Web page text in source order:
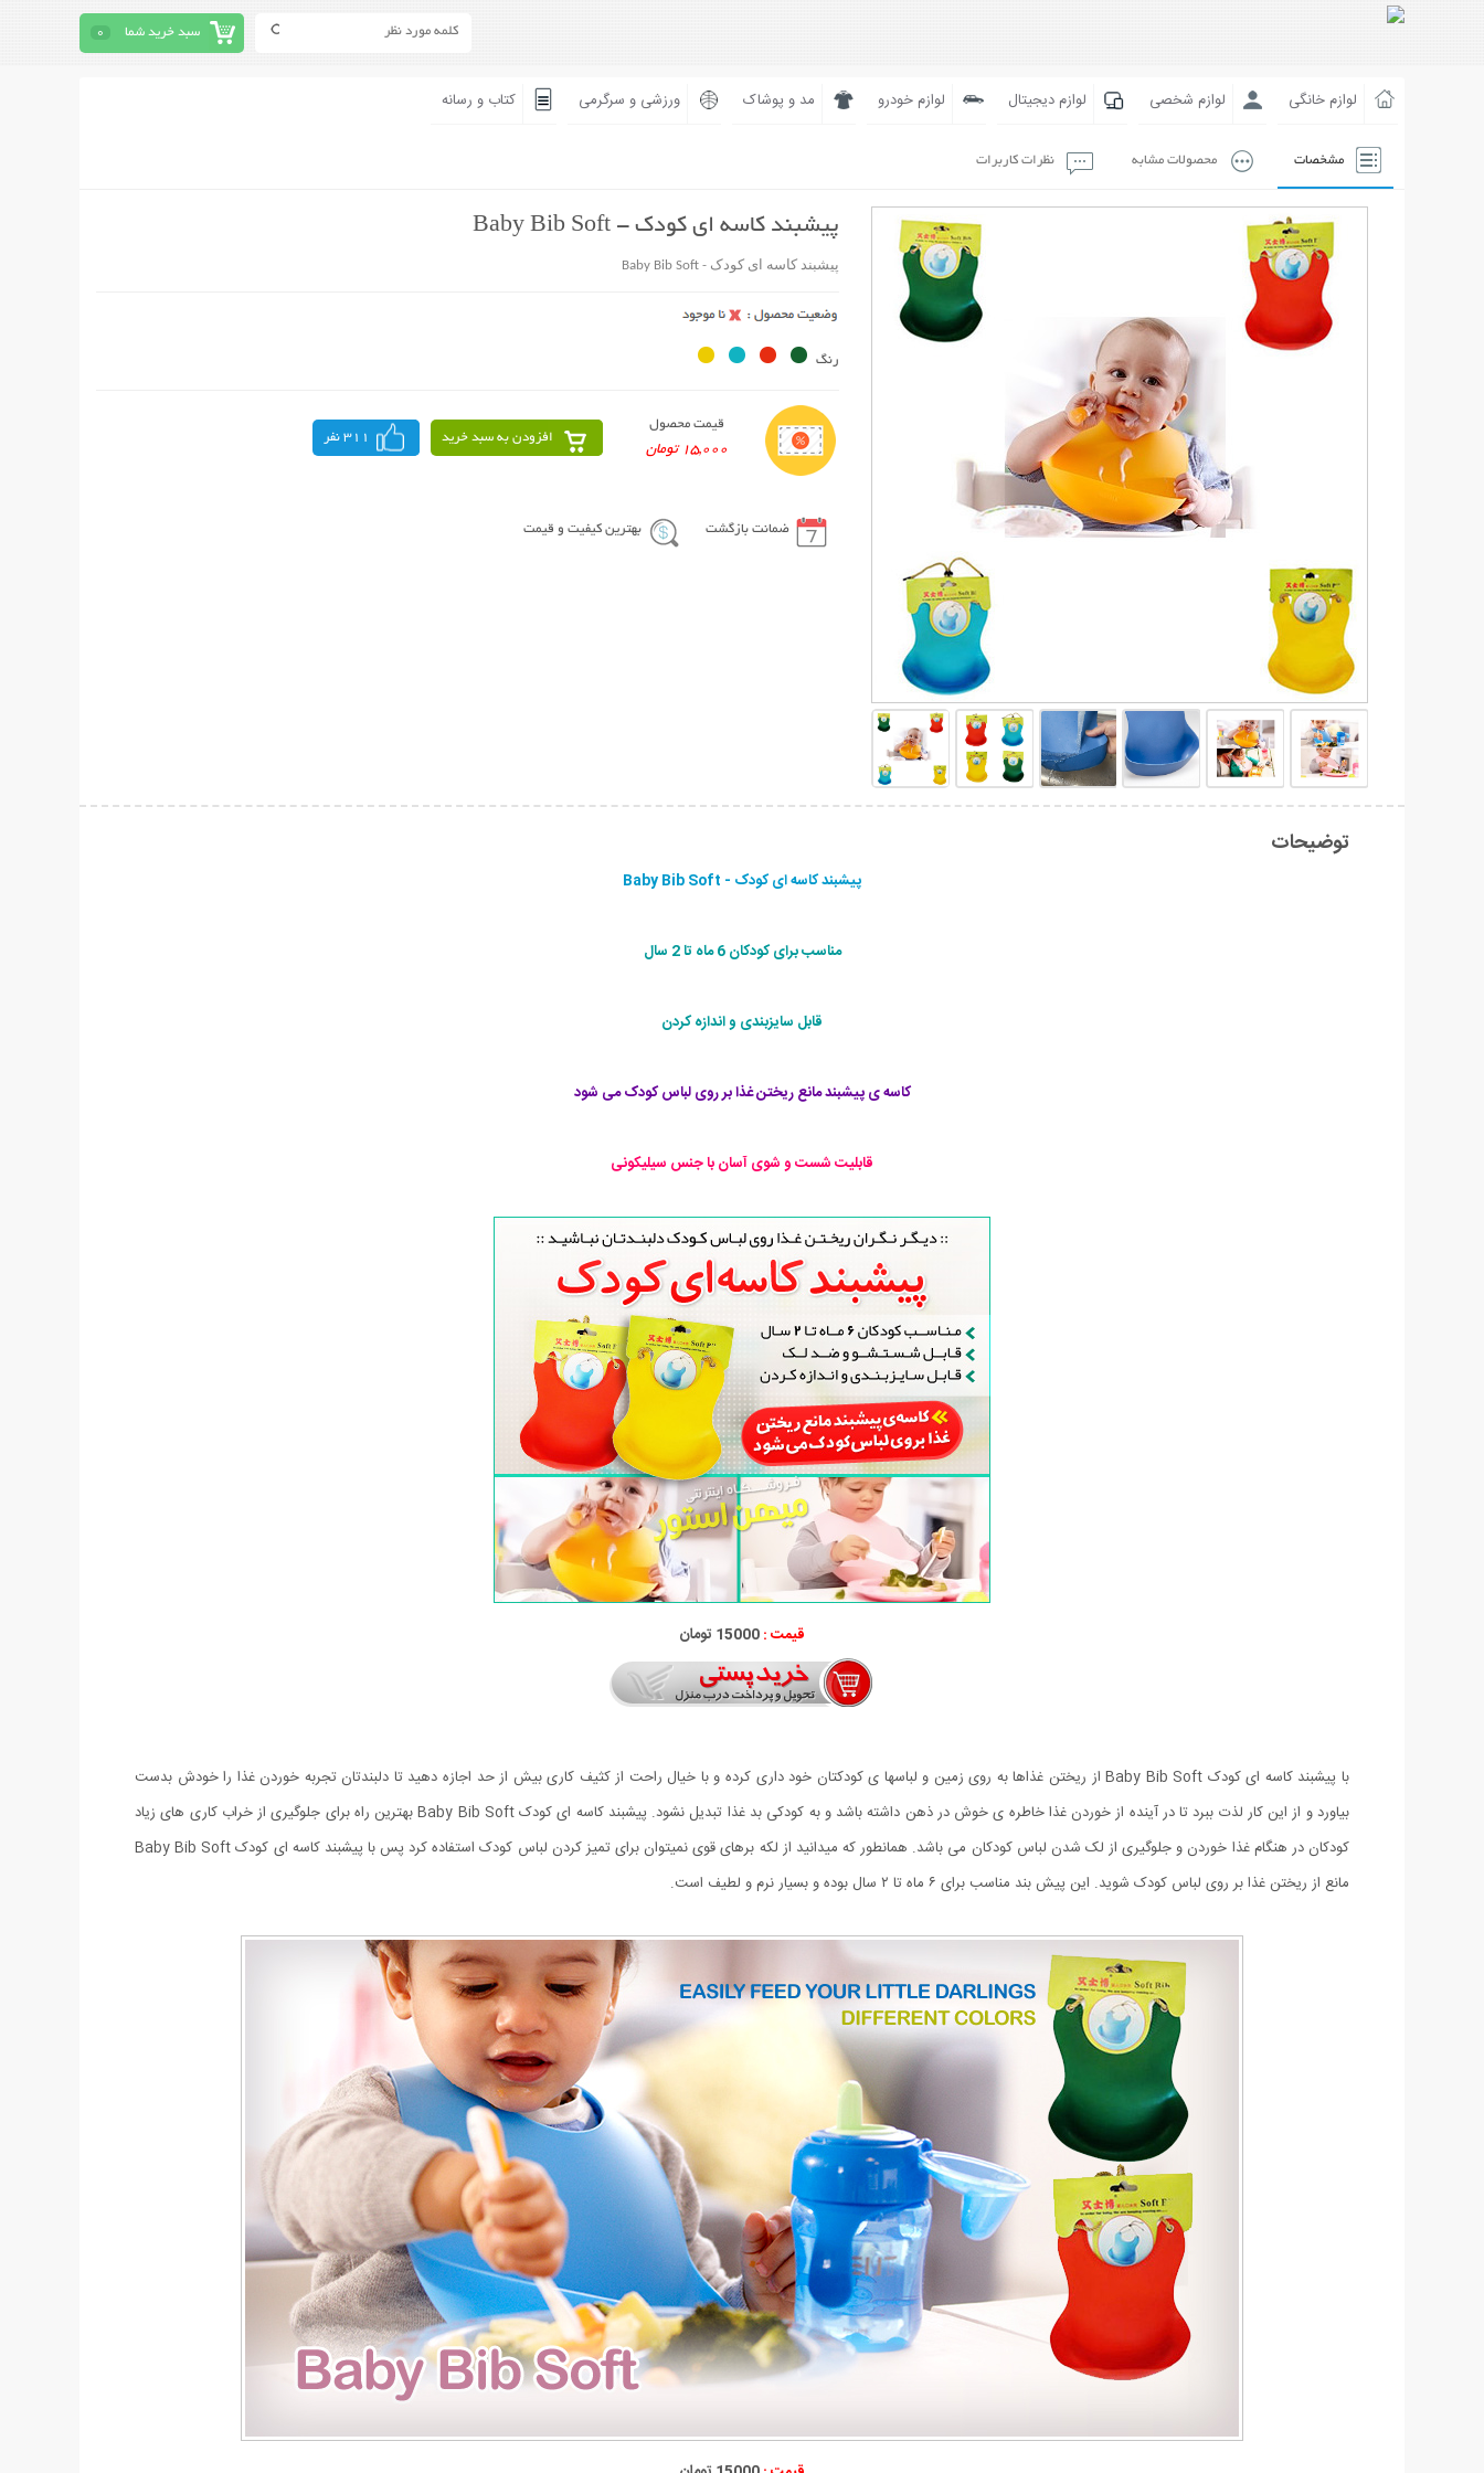
سبد خرید شما 0
لوازم خانگی لوازم شخصی لوازم دیجیتال لوازم خودرو مد و پوشاک ورزشی و سرگرمی کتاب و رسانه
مشخصات محصولات مشابه نظرات کاربرات
پیشبند کاسه ای کودک - Baby Bib Soft
پیشبند کاسه ای کودک - Baby Bib Soft
رنگ
قیمت محصول
15,000 تومان
افزودن به سبد خرید 311 نفر
ضمانت بازگشت بهترین کیفیت و قیمت
توضیحات
پیشبند کاسه ای کودک - Baby Bib Soft
مناسب برای کودکان 6 ماه تا 2 سال
قابل سایزبندی و اندازه کردن
کاسه ی پیشبند مانع ریختن غذا بر روی لباس کودک می شود
قابلیت شست و شوی آسان با جنس سیلیکونی
قیمت :15000 تومان
با پیشبند کاسه ای کودک Baby Bib Soft از ریختن غذاها به روی زمین و لباسها ی کودکتان خود داری کرده و با خیال راحت از کثیف کاری بیش از حد اجازه دهید تا دلبندتان تجربه خوردن غذا را خودش بدست
بیاورد و از این کار لذت ببرد تا در آینده از خوردن غذا خاطره ی خوش در ذهن داشته باشد و به کودکی بد غذا تبدیل نشود. پیشبند کاسه ای کودک Baby Bib Soft بهترین راه برای جلوگیری از خراب کاری های زیاد
کودکان در هنگام غذا خوردن و جلوگیری از لک شدن لباس کودکان می باشد. همانطور که میدانید از لکه برهای قوی نمیتوان برای تمیز کردن لباس کودک استفاده کرد پس با پیشبند کاسه ای کودک Baby Bib Soft
مانع از ریختن غذا بر روی لباس کودک شوید. این پیش بند مناسب برای ۶ ماه تا ۲ سال بوده و بسیار نرم و لطیف است.